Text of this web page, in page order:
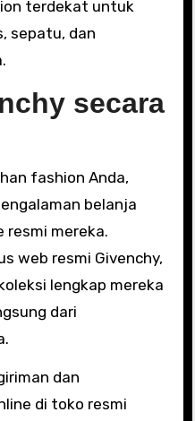
terdekat untuk
sepatu, dan
secara
fashion Anda,
belanja
resmi mereka.
web resmi Givenchy,
lengkap mereka
dari
dan
di toko resmi